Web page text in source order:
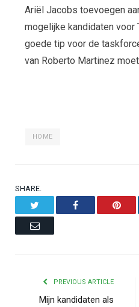
Ariël Jacobs toevoegen
mogelijke kandidaten voor
goede tip voor de
van Roberto Martinez
HOME
SHARE.
Facebook
Email
PREVIOUS ARTICLE
Mijn kandidaten als